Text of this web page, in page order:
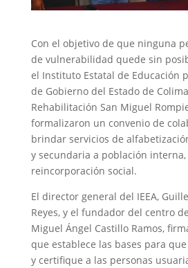
Con el objetivo de que ninguna
de vulnerabilidad quede sin
el Instituto Estatal de Educación
de Gobierno del Estado de
Rehabilitación San Miguel
formalizaron un convenio de
brindar servicios de
y secundaria a población
reincorporación social.
El director general del IEEA,
Reyes, y el fundador del centro
Miguel Ángel Castillo Ramos,
que establece las bases para
y certifique a las personas